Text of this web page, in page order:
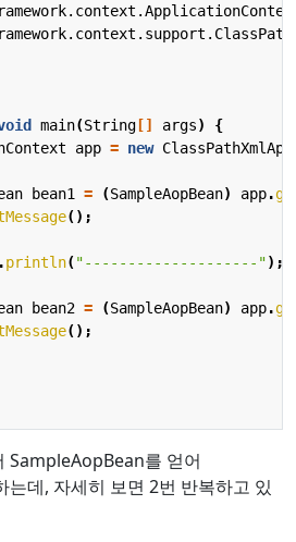
main(String [] args)
{
app = new
bean1 = (SampleAopBean) app.
();
.println("--------------------");
bean2 = (SampleAopBean) app.
();
SampleAopBean를 얻어
데, 자세히 보면 2번 반복하고 있